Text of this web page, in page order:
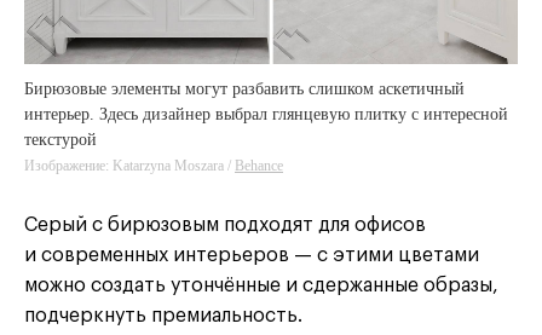
Бирюзовые элементы могут разбавить слишком аскетичный
интерьер. Здесь дизайнер выбрал глянцевую плитку с интересной
текстурой
Изображение: Katarzyna Moszara / Behance
Серый с бирюзовым подходят для офисов
и современных интерьеров — с этими цветами
можно создать утончённые и сдержанные образы,
подчеркнуть премиальность.